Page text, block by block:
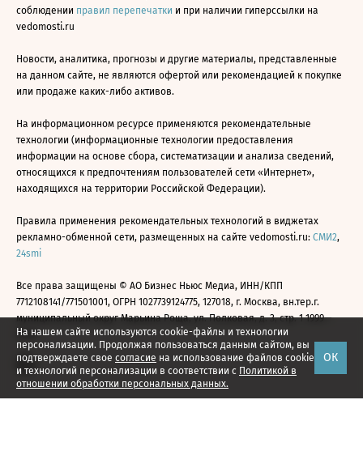
На нашем сайте используются cookie-файлы и технологии
персонализации. Продолжая пользоваться данным сайтом, вы
подтверждаете свое согласие на использование файлов cookie
и технологий персонализации в соответствии с Политикой в
отношении обработки персональных данных.
ОК
соблюдении правил перепечатки и при наличии гиперссылки на
vedomosti.ru
Новости, аналитика, прогнозы и другие материалы, представленные
на данном сайте, не являются офертой или рекомендацией к покупке
или продаже каких-либо активов.
На информационном ресурсе применяются рекомендательные
технологии (информационные технологии предоставления
информации на основе сбора, систематизации и анализа сведений,
относящихся к предпочтениям пользователей сети «Интернет»,
находящихся на территории Российской Федерации).
Правила применения рекомендательных технологий в виджетах
рекламно-обменной сети, размещенных на сайте vedomosti.ru: СМИ2,
24smi
Все права защищены © АО Бизнес Ньюс Медиа, ИНН/КПП
7712108141/771501001, ОГРН 1027739124775, 127018, г. Москва, вн.тер.г.
муниципальный округ Марьина Роща, ул. Полковая, д. 3, стр. 1 1999—
2026